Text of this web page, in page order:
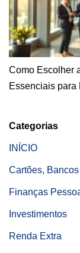
Como Escolher
Essenciais para
Categorias
INÍCIO
Cartões,
Finanças
Investimentos
Renda Extra